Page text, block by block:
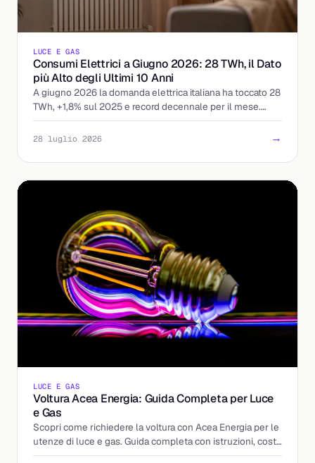
LUCE E GAS
Consumi Elettrici a Giugno 2026: 28 TWh, il Dato
più Alto degli Ultimi 10 Anni
A giugno 2026 la domanda elettrica italiana ha toccato 28
TWh, +1,8% sul 2025 e record decennale per il mese.
Cosa significa per prezzi e bollette.
28 luglio 2026 →
LUCE E GAS
Voltura Acea Energia: Guida Completa per Luce
e Gas
Scopri come richiedere la voltura con Acea Energia per le
utenze di luce e gas. Guida completa con istruzioni, costi
e contatti.